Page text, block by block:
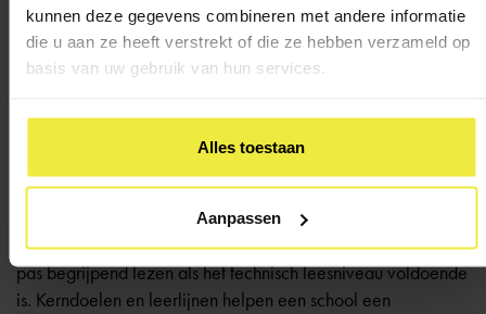
kunnen deze gegevens combineren met andere informatie
die u aan ze heeft verstrekt of die ze hebben verzameld op
basis van uw gebruik van hun services.
Alles toestaan
Aanpassen
SLO (Stichting Leerplanontwikkeling) heeft de kerndoelen
voor de groepen 1 tot en met 8 van de basisschool
moet zijn voordat een volgende stap kan worden gezet.
Een kind kan bijvoorbeeld pas woordjes lezen als het
woorden in afzonderlijke klanken kan opdelen. En het kan
pas begrijpend lezen als het technisch leesniveau voldoende
is. Kerndoelen en leerlijnen helpen een school een